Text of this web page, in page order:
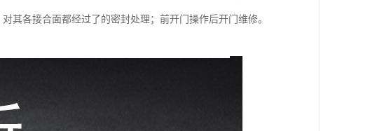
其各接合面都经过了的密封处理；前开门操作后开门维修。